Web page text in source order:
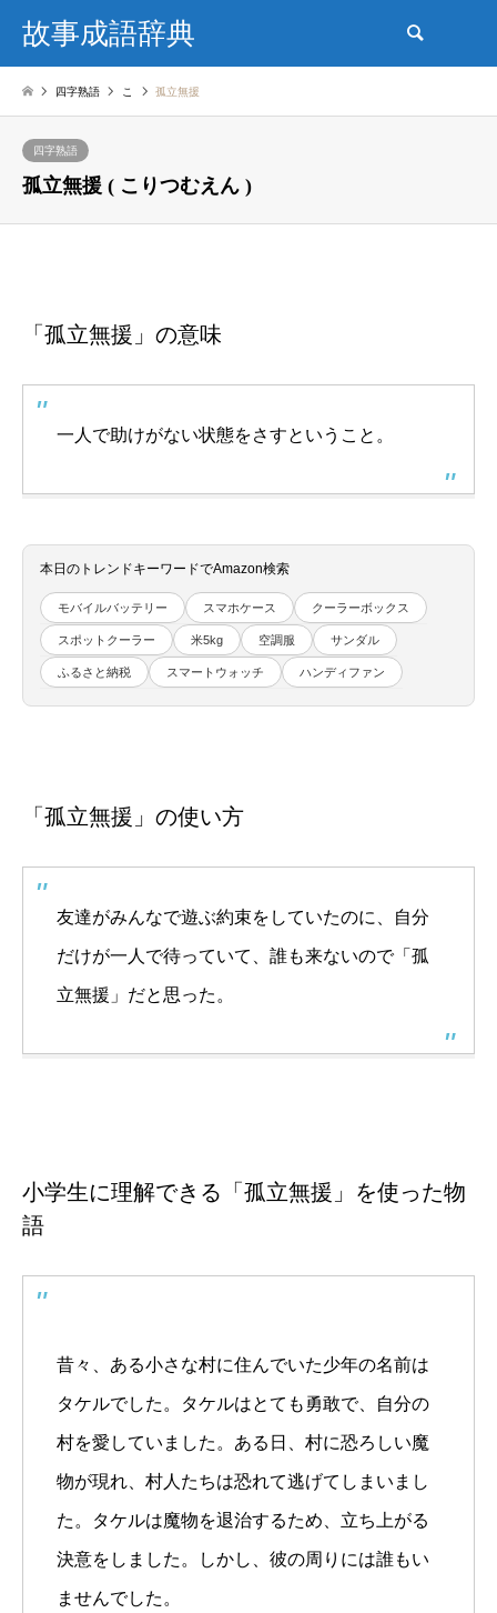
故事成語辞典
四字熟語 こ 孤立無援
四字熟語
孤立無援 ( こりつむえん )
「孤立無援」の意味
一人で助けがない状態をさすということ。
本日のトレンドキーワードでAmazon検索
モバイルバッテリー スマホケース クーラーボックス
スポットクーラー 米5kg 空調服 サンダル
ふるさと納税 スマートウォッチ ハンディファン
「孤立無援」の使い方
友達がみんなで遊ぶ約束をしていたのに、自分
だけが一人で待っていて、誰も来ないので「孤
立無援」だと思った。
小学生に理解できる「孤立無援」を使った物
語
昔々、ある小さな村に住んでいた少年の名前は
タケルでした。タケルはとても勇敢で、自分の
村を愛していました。ある日、村に恐ろしい魔
物が現れ、村人たちは恐れて逃げてしまいまし
た。タケルは魔物を退治するため、立ち上がる
決意をしました。しかし、彼の周りには誰もい
ませんでした。